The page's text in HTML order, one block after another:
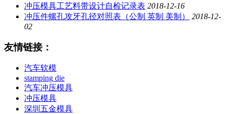
冲压模具工艺料带设计自检记录表 2018-12-16
冲压件螺孔攻牙孔径对照表（公制 英制 美制）
2018-12-
02
友情链接：
汽车软模
stamping die
汽车冲压模具
冲压模具
深圳五金模具